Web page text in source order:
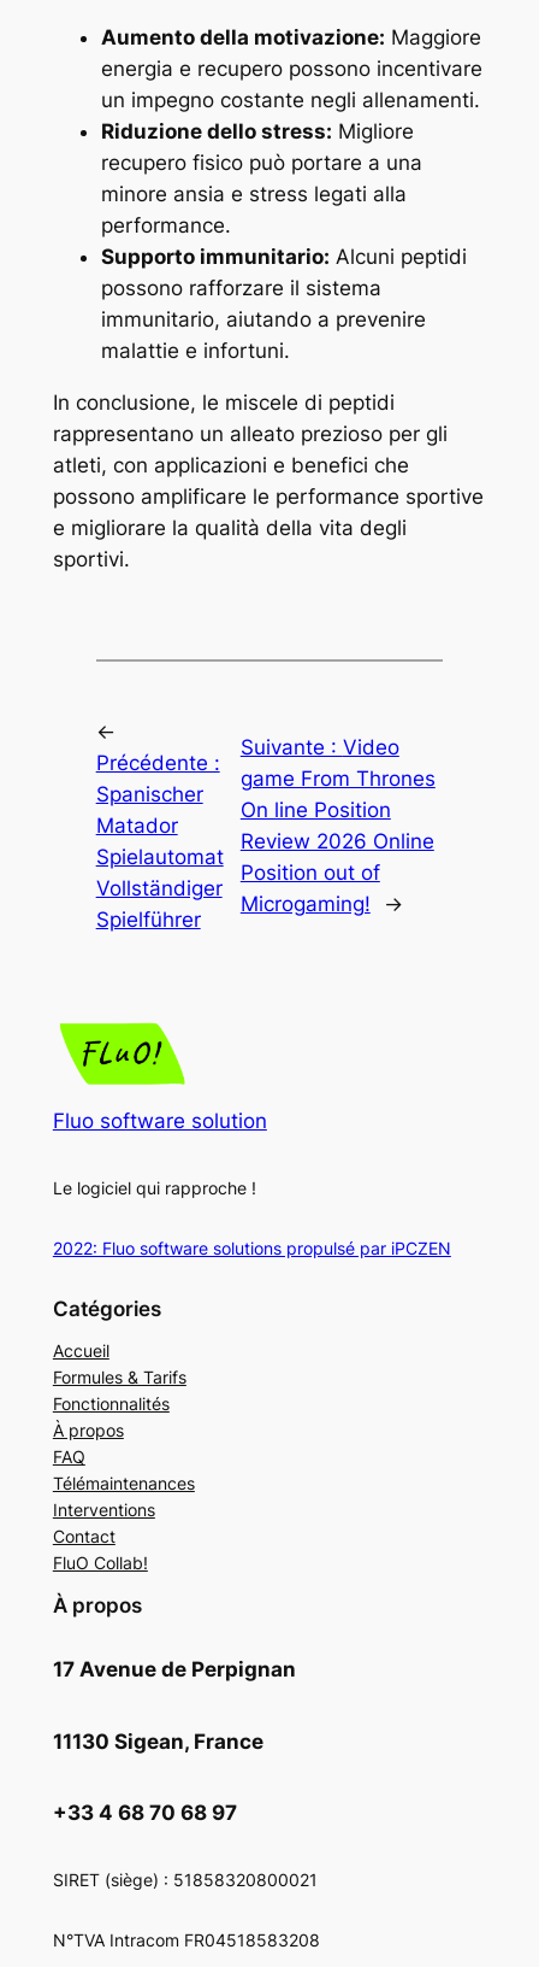
Aumento della motivazione: Maggiore
energia e recupero possono incentivare
un impegno costante negli allenamenti.
Riduzione dello stress: Migliore
recupero fisico può portare a una
minore ansia e stress legati alla
performance.
Supporto immunitario: Alcuni peptidi
possono rafforzare il sistema
immunitario, aiutando a prevenire
malattie e infortuni.
In conclusione, le miscele di peptidi
rappresentano un alleato prezioso per gli
atleti, con applicazioni e benefici che
possono amplificare le performance sportive
e migliorare la qualità della vita degli
sportivi.
←
Précédente :
Spanischer
Matador
Spielautomat
Vollständiger
Spielführer
Suivante : Video
game From Thrones
On line Position
Review 2026 Online
Position out of
Microgaming!
→
Fluo software solution
Le logiciel qui rapproche !
2022: Fluo software solutions propulsé par iPCZEN
Catégories
Accueil
Formules & Tarifs
Fonctionnalités
À propos
FAQ
Télémaintenances
Interventions
Contact
FluO Collab!
À propos
17 Avenue de Perpignan
11130 Sigean, France
+33 4 68 70 68 97
SIRET(siège) : 51858320800021
N°TVA Intracom FR04518583208